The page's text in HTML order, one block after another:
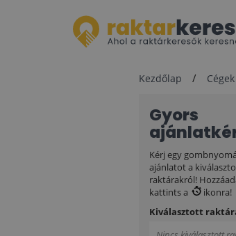
Kezdőlap Cégek
Gyors
Kérj egy
ajánlatot a
raktárakról!
kattints a
ikonra!
Kiválasztott